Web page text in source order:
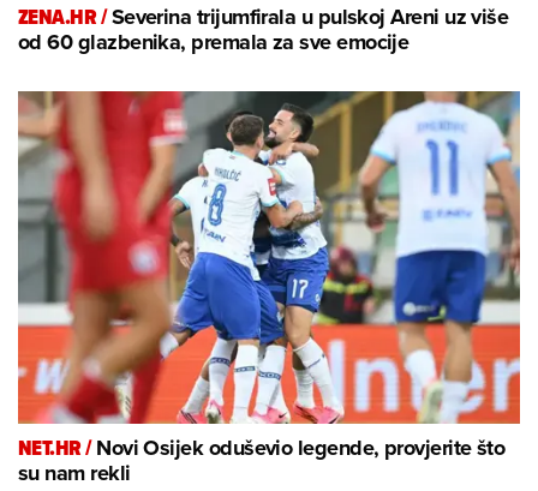
ZENA.HR /Severina trijumfirala u pulskoj Areni uz više
od 60 glazbenika, premala za sve emocije
NET.HR /Novi Osijek oduševio legende, provjerite što
su nam rekli